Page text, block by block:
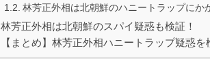
林芳正外相は北朝鮮のハニートラップにか
林芳正外相は北朝鮮のスパイ疑惑も検証！
【まとめ】林芳正外相ハニートラップ疑惑